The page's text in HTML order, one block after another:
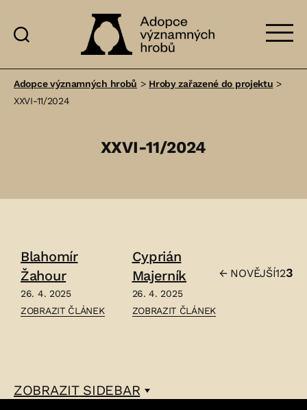
významných
Adopce významných hrobů > Hroby zařazené do projektu >
XXVI-11/2024
XXVI-11/2024
Blahomír
Žahour
26. 4. 2025
ČLÁNEK:
ZOBRAZIT ČLÁNEK
Cyprián
Majerník
26. 4. 2025
ČLÁNEK:
ZOBRAZIT ČLÁNEK
← NOVĚJŠÍ123
ZOBRAZITSIDEBAR